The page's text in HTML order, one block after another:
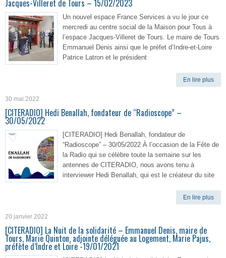
Jacques-Villeret de Tours – 15/02/2023
Un nouvel espace France Services a vu le jour ce
mercredi au centre social de la Maison pour Tous à
l’espace Jacques-Villeret de Tours. Le maire de Tours
Emmanuel Denis ainsi que le préfet d’Indre-et-Loire
Patrice Latron et le président
En lire plus
30 mai 2022
[CITERADIO] Hedi Benallah, fondateur de “Radioscope” –
30/05/2022
[CITERADIO] Hedi Benallah, fondateur de
“Radioscope” – 30/05/2022 À l’occasion de la Fête de
la Radio qui se célèbre toute la semaine sur les
antennes de CITERADIO, nous avons tenu à
interviewer Hedi Benallah, qui est le créateur du site
En lire plus
20 janvier 2022
[CITERADIO] La Nuit de la solidarité – Emmanuel Denis, maire de
Tours, Marie Quinton, adjointe déléguée au Logement, Marie Pajus,
préfète d’Indre et Loire -19/01/2021